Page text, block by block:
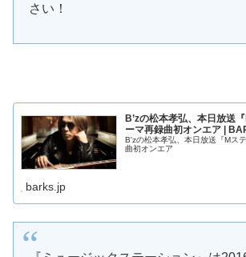
さい！
B’zの松本孝弘、本日放送
ーマ再録曲初オンエア |
B'zの松本孝弘、本日放送『Mス
曲初オンエア
barks.jp